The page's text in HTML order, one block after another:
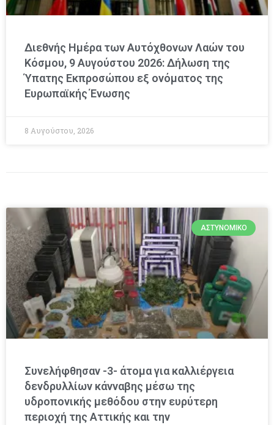
Διεθνής Ημέρα των Αυτόχθονων Λαών του
Κόσμου, 9 Αυγούστου 2026: Δήλωση της
Ύπατης Εκπροσώπου εξ ονόματος της
Ευρωπαϊκής Ένωσης
8 Αυγούστου, 2026
ΑΣΤΥΝΟΜΙΚΌ
Συνελήφθησαν -3- άτομα για καλλιέργεια
δενδρυλλίων κάνναβης μέσω της
υδροπονικής μεθόδου στην ευρύτερη
περιοχή της Αττικής και την